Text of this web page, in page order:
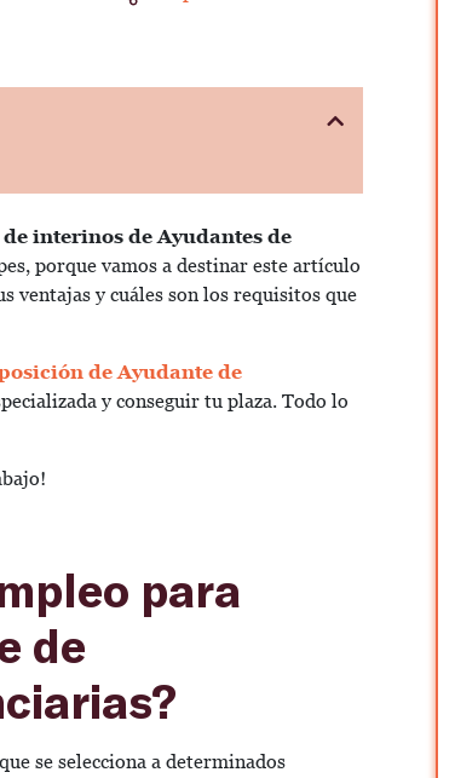
interinos de Ayudantes de
porque vamos a destinar este artículo
ventajas y cuáles son los requisitos que
de Ayudante de
y conseguir tu plaza. Todo lo
para
de
se selecciona a determinados